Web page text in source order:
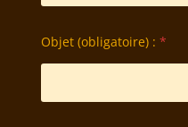
Objet (obligatoire) : *